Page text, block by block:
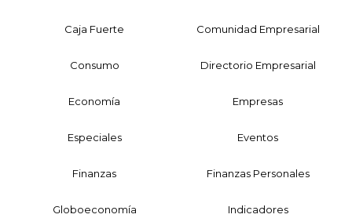
Caja Fuerte Comunidad Empresarial
Consumo Directorio Empresarial
Economía Empresas
Especiales Eventos
Finanzas Finanzas Personales
Globoeconomía Indicadores